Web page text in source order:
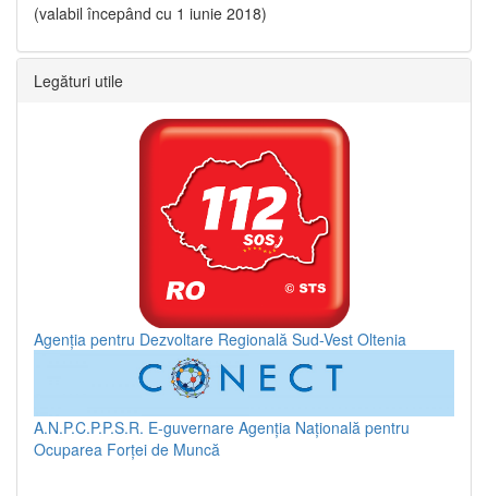
(valabil începând cu 1 iunie 2018)
Legături utile
Agenția pentru Dezvoltare Regională Sud-Vest Oltenia
A.N.P.C.P.P.S.R. E-guvernare Agenția Națională pentru
Ocuparea Forței de Muncă